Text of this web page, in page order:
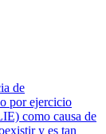
de
por ejercicio
como causa de
y es tan